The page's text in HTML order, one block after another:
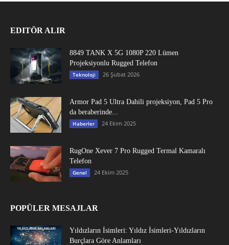
EDITÖR ALIR
8849 TANK X 5G 1080P 220 Lümen
Projeksiyonlu Rugged Telefon
Teknoloji 26 Şubat 2026
Armor Pad 5 Ultra Dahili projeksiyon, Pad 5 Pro
da beraberinde...
Haberler 24 Ekim 2025
RugOne Xever 7 Pro Rugged Termal Kamaralı
Telefon
Genel 24 Ekim 2025
POPÜLER MESAJLAR
Yıldızların İsimleri: Yıldız İsimleri-Yıldızların
Burçlara Göre Anlamları